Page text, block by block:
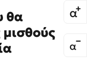
θα
μισθούς